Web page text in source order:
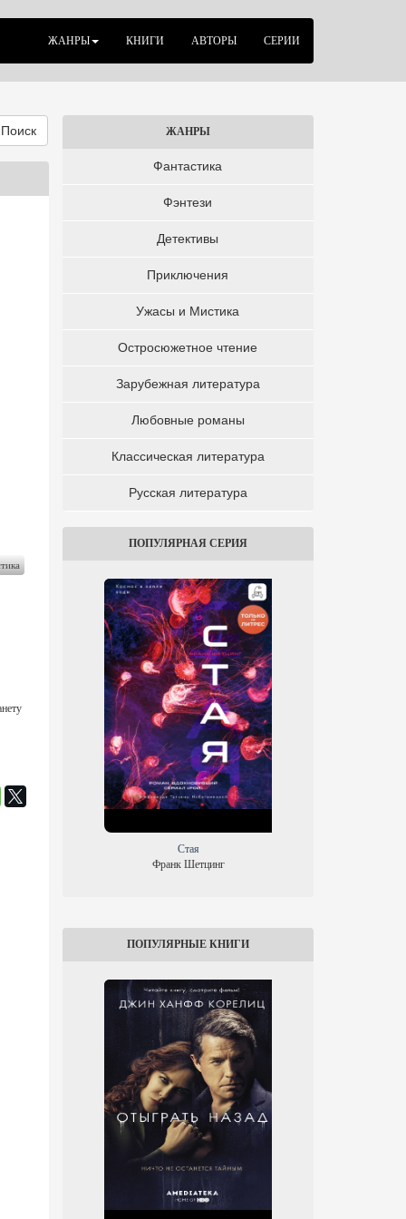
ЖАНРЫ КНИГИ АВТОРЫ СЕРИИ
Поиск ЖАНРЫ
Фантастика
Фэнтези
Детективы
Приключения
Ужасы и Мистика
Остросюжетное чтение
Зарубежная литература
Любовные романы
Классическая литература
Русская литература
ПОПУЛЯРНАЯ СЕРИЯ
Стая
Франк Шетцинг
ПОПУЛЯРНЫЕ КНИГИ